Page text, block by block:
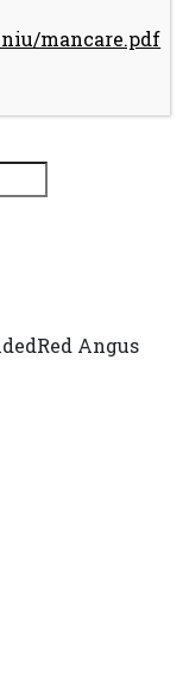
Red Angus
mancare.pdf